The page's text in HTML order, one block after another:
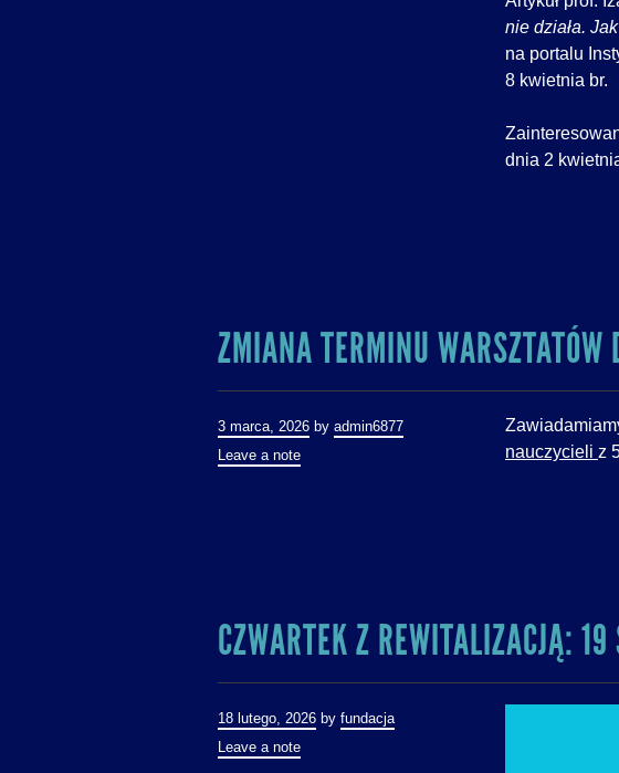
nie działa.
na portalu
8 kwietnia br.
dnia 2
ZMIANA TERMINU WARSZTATÓW
nauczycieli z
3 marca, 2026 by admin6877
Leave a note
CZWARTEK Z REWITALIZACJĄ:
18 lutego, 2026 by fundacja
Leave a note